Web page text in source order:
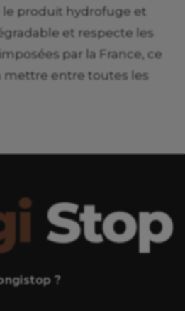
produit hydrofuge et
et respecte les
par la France, ce
mettre entre toutes les
?